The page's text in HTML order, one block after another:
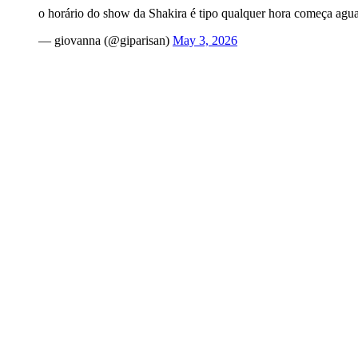
o horário do show da Shakira é tipo qualquer hora começa
— giovanna (@giparisan) May 3, 2026